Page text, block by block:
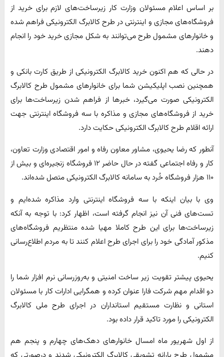
بر اساس اعلام مسئولان وزارت کار زیرساخت‌های لازم برای خرید از
فروشگاه‌های مجازی و اینترنتی در طرح کالابرگ الکترونیکی فراهم شده
و خانوارهای مشمول طرح می‌توانند به شکل مجازی خرید خود را انجام
دهند.
در حالی که هم اکنون خرید کالابرگ الکترونیکی از طریق کارت بانکی و
همچنین نصب اپلیکیشن شما برای خانوارهای مشمول طرح کالابرگ
الکترونیکی صورت می‌گیرد، خبرها از فراهم شدن زیرساخت‌ها برای
خرید از فروشگاه‌های مجازی و مذاکره با سه فروشگاه اینترنتی جهت
ارائه اقلام طرح کالابرگ الکترونیکی حکایت دارد.
آنطور که رضا یحیوی، مشاور معاون رفاه و امور اقتصادی وزارت تعاون،
کار و رفاه اجتماعی گفته در حال حاضر ۱۲ فروشگاه زنجیره‌ای و بیش از
۱۱۰ هزار فروشگاه خُرد به سامانه کالابرگ الکترونیکی متصل شده‌اند.
وی با بیان اینکه با سه فروشگاه‌ اینترنتی وارد مذاکره شده‌ایم و
تست‌های فنی آن نیز انجام گرفته است،‌ اظهار کرد: با توجه به آنکه
زیرساخت‌ها برای این طرح کاملا مهیا شده منتظریم فروشگاه‌های
مذکور آمادگی خود را برای اجرای طرح اعلام کنند تا به مردم اطلاع‌رسانی
کنیم.
یحیوی پیشتر تقویت زیر ساخت امنیتی و به‌روزرسانی نرم افزار شما را
دو اقدام مهم شرکت فارا عنوان کرده و همگرایی ادارات کار با مسئولان
استانی و نظارت مستقیم استانداران در اجرای طرح ملی کالابرگ
الکترونیکی را مورد تاکید قرار داده بود.
از اول شهریور ماه امسال خانوارهای دهک‌های چهارم و پنجم هم